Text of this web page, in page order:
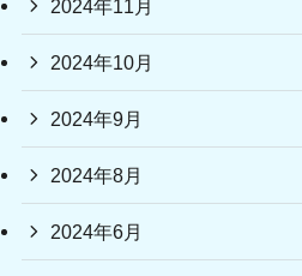
2024年11月
2024年10月
2024年9月
2024年8月
2024年6月